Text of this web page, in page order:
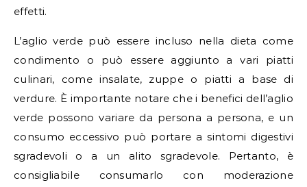
effetti.
L’aglio verde può essere incluso nella dieta come
condimento o può essere aggiunto a vari piatti
culinari, come insalate, zuppe o piatti a base di
verdure. È importante notare che i benefici dell’aglio
verde possono variare da persona a persona, e un
consumo eccessivo può portare a sintomi digestivi
sgradevoli o a un alito sgradevole. Pertanto, è
consigliabile consumarlo con moderazione